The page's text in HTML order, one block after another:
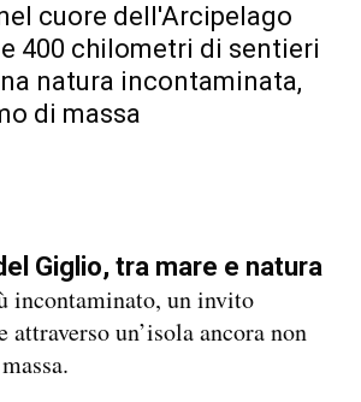
cuore dell'Arcipelago
400 chilometri di sentieri
natura incontaminata,
di massa
Giglio, tra mare e natura
incontaminato, un invito
attraverso un’isola ancora non